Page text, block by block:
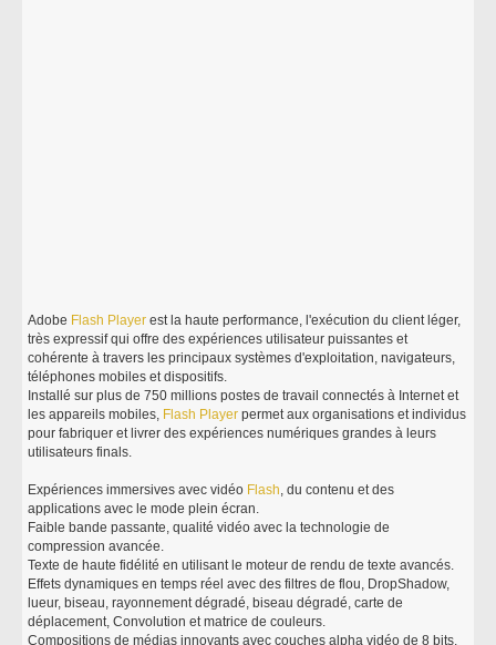
Adobe Flash Player est la haute performance, l'exécution du client léger,
très expressif qui offre des expériences utilisateur puissantes et
cohérente à travers les principaux systèmes d'exploitation, navigateurs,
téléphones mobiles et dispositifs.
Installé sur plus de 750 millions postes de travail connectés à Internet et
les appareils mobiles, Flash Player permet aux organisations et individus
pour fabriquer et livrer des expériences numériques grandes à leurs
utilisateurs finals.
Expériences immersives avec vidéo Flash, du contenu et des
applications avec le mode plein écran.
Faible bande passante, qualité vidéo avec la technologie de
compression avancée.
Texte de haute fidélité en utilisant le moteur de rendu de texte avancés.
Effets dynamiques en temps réel avec des filtres de flou, DropShadow,
lueur, biseau, rayonnement dégradé, biseau dégradé, carte de
déplacement, Convolution et matrice de couleurs.
Compositions de médias innovants avec couches alpha vidéo de 8 bits.